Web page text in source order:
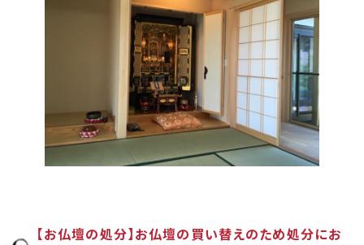
【お仏壇の処分】お仏壇の買い替えのため処分にお